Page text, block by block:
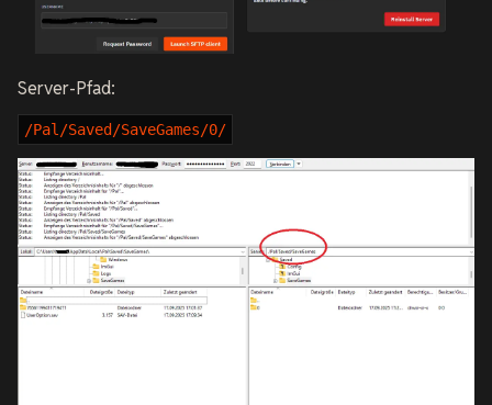
Server-Pfad:
/Pal/Saved/SaveGames/0/